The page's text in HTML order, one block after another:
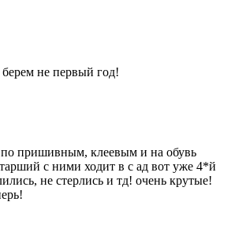
не первый год!
по пришивным, клеевым и на обувь
с ними ходит в с ад вот уже 4*й
не стерлись и тд! очень крутые!